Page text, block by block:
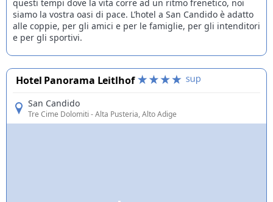
questi tempi dove la vita corre ad un ritmo frenetico, noi
siamo la vostra oasi di pace. L’hotel a San Candido è adatto
alle coppie, per gli amici e per le famiglie, per gli intenditori
e per gli sportivi.
Hotel Panorama Leitlhof
San Candido
Tre Cime Dolomiti - Alta Pusteria, Alto Adige